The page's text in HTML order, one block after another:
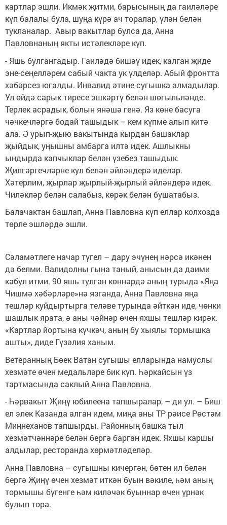
картлар эшли. Икмәк җитми, барысының да гаиләләре
күп балалы була, шуңа күрә ач торалар, үлән белән
тукланалар. Авыр вакытлар булса да, Анна
Павловнаның якты истәлекләре күп.
- Яшь булгангадыр. Гаиләдә бишәү идек, калган җиде
эне-сеңелләрем сабый чакта ук үлделәр. Абый фронтта
хәбәрсез югалды. Инвалид әтине сугышка алмадылар.
Ул өйдә сарык тиресе эшкәртү белән шөгыльләнде.
Терлек асрадык, болын янәшә генә. Яз көне басуга
чәчкечләргә бодай ташыдык – кем күпме алып китә
ала. Ә урып-җыю вакытында кырдан башаклар
җыйдык, уңышны амбарга илтә идек. Ашлыкны
ындырда капчыклар белән үзебез ташыдык.
Җилгәргечләрне кул белән әйләндерә иделәр.
Хәтерлим, җырлар җырлый-җырлый әйләндерә идек.
Чиләкләр белән салабыз, көрәк белән бушатабыз.
Балачактан башлап, Анна Павловна күп еллар колхозда
төрле эшләрдә эшли.
Сәламәтлеге начар түгел – дару эчүнең нәрсә икәнен
дә белми. Валидолны гына таный, анысын да даими
кабул итми. 90 яшь тулган көннәрдә аның турыда «Яңа
Чишмә хәбәрләре»нә язганда, Анна Павловна яңа
тешләр куйдыртырга теләве турында әйткән иде, чөнки
шашлык ярата, ә аны чәйнәр өчен яхшы тешләр кирәк.
«Картлар йортына күчкәч, аның бу хыялы тормышка
ашты», диде Гүзәлия ханым.
Ветеранның Бөек Ватан сугышы елларында намуслы
хезмәте өчен медальләре бик күп. Һәркайсын үз
тартмасында саклый Анна Павловна.
- Һәрвакыт Җиңү юбилеена тапшыралар, – ди ул. – Биш
ел элек Казанда алган идем, миңа аны ТР рәисе Рөстәм
Миңнеханов тапшырды. Районның башка тыл
хезмәтчәннәре белән бергә барган идек. Яхшы каршы
алдылар, ресторанда хөрмәтләделәр.
Анна Павловна – сугышны кичергән, бөтен ил белән
бергә Җиңү өчен хезмәт иткән буын вәкиле, һәм аның
тормышы бүгенге һәм киләчәк буыннар өчен үрнәк
булып тора.